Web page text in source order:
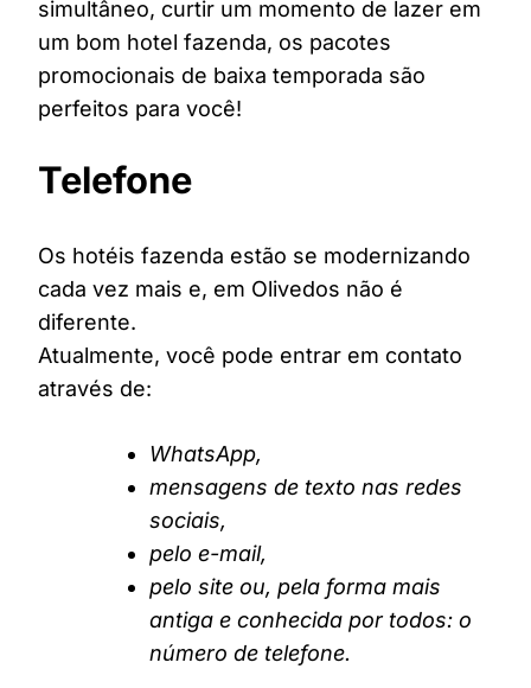
simultâneo, curtir um momento de lazer em
um bom hotel fazenda, os pacotes
promocionais de baixa temporada são
perfeitos para você!
Telefone
Os hotéis fazenda estão se modernizando
cada vez mais e, em Olivedos não é
diferente.
Atualmente, você pode entrar em contato
através de:
WhatsApp,
mensagens de texto nas redes
sociais,
pelo e-mail,
pelo site ou, pela forma mais
antiga e conhecida por todos: o
número de telefone.